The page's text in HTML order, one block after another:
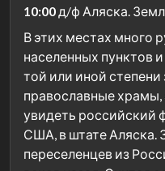
10:00д/ф Аляска.
В этих местах много
населенных пунктов
той или иной степени
православные
увидеть российский
США, в штате Аляска.
переселенцев из